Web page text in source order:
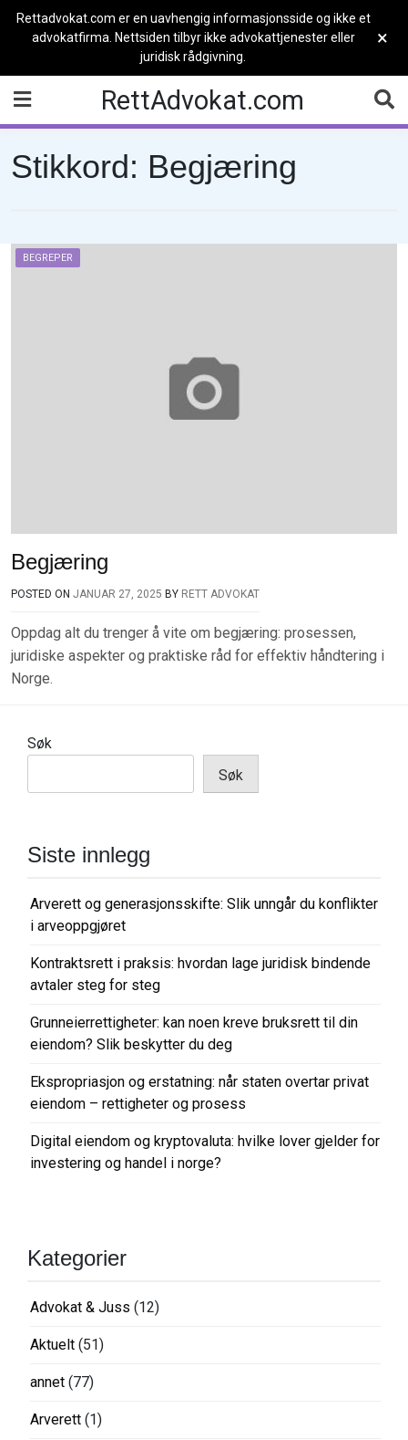
Rettadvokat.com er en uavhengig informasjonsside og ikke et
advokatfirma. Nettsiden tilbyr ikke advokattjenester eller
juridisk rådgivning.
×
content
RettAdvokat.com
Stikkord: Begjæring
BEGREPER
Begjæring
POSTED ON JANUAR 27, 2025 BY RETT ADVOKAT
Oppdag alt du trenger å vite om begjæring: prosessen,
juridiske aspekter og praktiske råd for effektiv håndtering i
Norge.
Søk
Søk
Siste innlegg
Arverett og generasjonsskifte: Slik unngår du konflikter
i arveoppgjøret
Kontraktsrett i praksis: hvordan lage juridisk bindende
avtaler steg for steg
Grunneierrettigheter: kan noen kreve bruksrett til din
eiendom? Slik beskytter du deg
Ekspropriasjon og erstatning: når staten overtar privat
eiendom – rettigheter og prosess
Digital eiendom og kryptovaluta: hvilke lover gjelder for
investering og handel i norge?
Kategorier
Advokat & Juss (12)
Aktuelt (51)
annet (77)
Arverett (1)